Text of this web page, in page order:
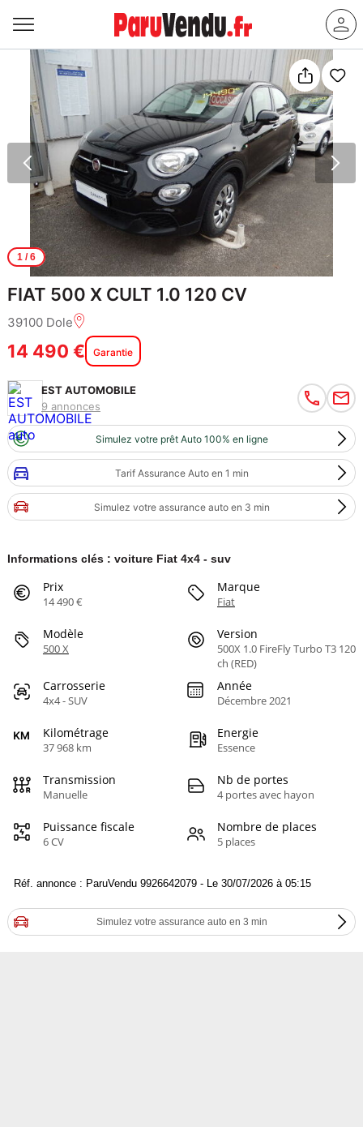
1/ 6
FIAT 500 X CULT 1.0 120 CV
39100 Dole
14 490 € Garantie
EST AUTOMOBILE
9 annonces
Simulez votre prêt Auto 100% en ligne
Tarif Assurance Auto en 1 min
Simulez votre assurance auto en 3 min
Informations clés : voiture Fiat 4x4 - suv
Prix
14 490 €
Marque
Fiat
Modèle
500 X
Version
500X 1.0 FireFly Turbo T3 120
ch (RED)
Carrosserie
4x4 - SUV
Année
Décembre 2021
Kilométrage
37 968 km
Energie
Essence
Transmission
Manuelle
Nb de portes
4 portes avec hayon
Puissance fiscale
6 CV
Nombre de places
5 places
Réf. annonce : ParuVendu 9926642079 - Le 30/07/2026 à 05:15
Simulez votre assurance auto en 3 min